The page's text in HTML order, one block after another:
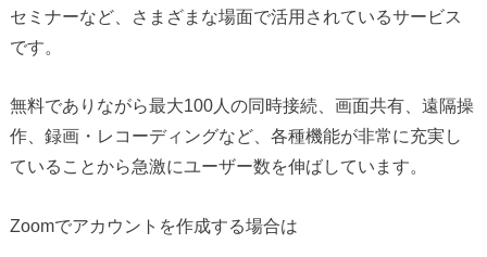
セミナーなど、さまざまな場面で活用されているサービス
です。
無料でありながら最大100人の同時接続、画面共有、遠隔操
作、録画・レコーディングなど、各種機能が非常に充実し
ていることから急激にユーザー数を伸ばしています。
Zoomでアカウントを作成する場合は